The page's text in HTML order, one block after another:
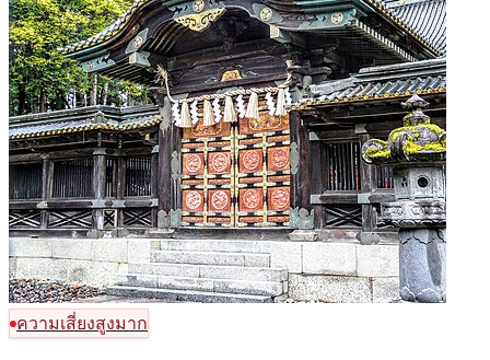
ความเสี่ยงสูงมาก